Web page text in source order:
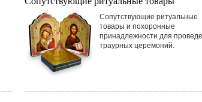
Сопутствующие ритуальные
товары и похоронные
принадлежности для
траурных церемоний.